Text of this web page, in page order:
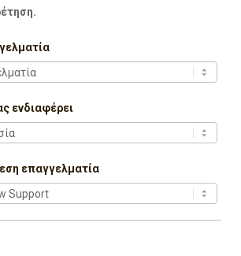
ενδιαφέρει
επαγγελματία